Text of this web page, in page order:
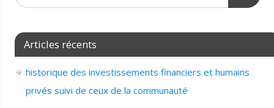
Articles récents
historique des investissements financiers et humains
privés suivi de ceux de la communauté